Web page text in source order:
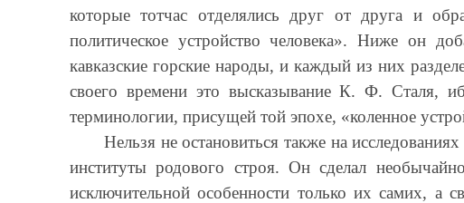
которые тотчас отделялись друг от друга и
политическое устройство человека». Ниже он
кавказские горские народы, и каждый из них
своего времени это высказывание К. Ф. Сталя,
терминологии, присущей той эпохе, «коленное
Нельзя не остановиться также на
институты родового строя. Он сделал
исключительной особенности только их самих, а